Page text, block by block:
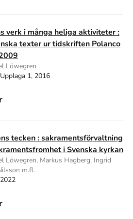
verk i många heliga aktiviteter :
texter ur tidskriften Polanco
Löwegren
1, 2016
tecken : sakramentsförvaltning
i Svenska kyrkan
Löwegren, Markus Hagberg, Ingrid
m.fl.